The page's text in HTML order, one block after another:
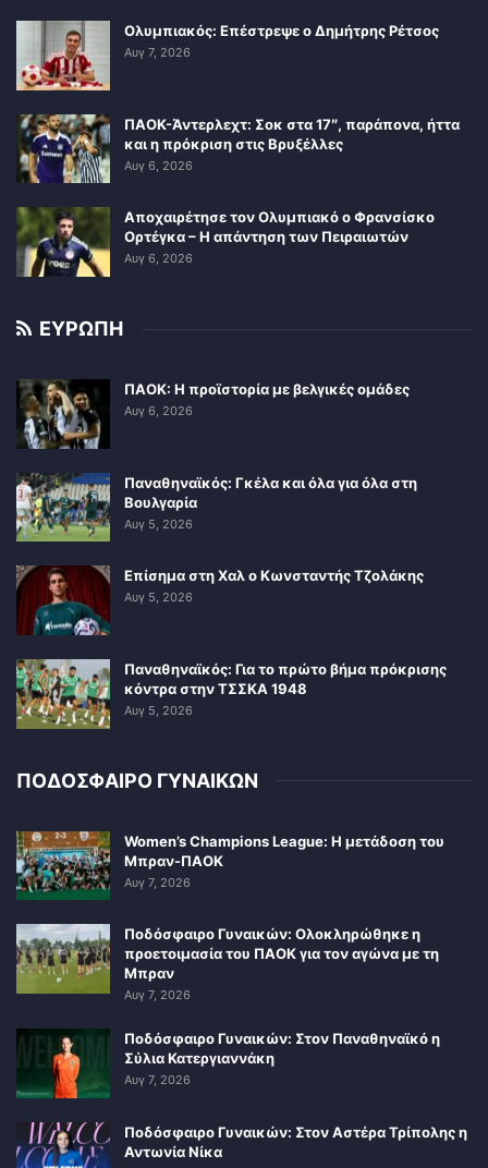
Ολυμπιακός: Επέστρεψε ο Δημήτρης Ρέτσος
Αυγ 7, 2026
ΠΑΟΚ-Άντερλεχτ: Σοκ στα 17″, παράπονα, ήττα
και η πρόκριση στις Βρυξέλλες
Αυγ 6, 2026
Αποχαιρέτησε τον Ολυμπιακό ο Φρανσίσκο
Ορτέγκα – Η απάντηση των Πειραιωτών
Αυγ 6, 2026
ΕΥΡΩΠΗ
ΠΑΟΚ: Η προϊστορία με βελγικές ομάδες
Αυγ 6, 2026
Παναθηναϊκός: Γκέλα και όλα για όλα στη
Βουλγαρία
Αυγ 5, 2026
Επίσημα στη Χαλ ο Κωνσταντής Τζολάκης
Αυγ 5, 2026
Παναθηναϊκός: Για το πρώτο βήμα πρόκρισης
κόντρα στην ΤΣΣΚΑ 1948
Αυγ 5, 2026
ΠΟΔΟΣΦΑΙΡΟ ΓΥΝΑΙΚΩΝ
Women’s Champions League: Η μετάδοση του
Μπραν-ΠΑΟΚ
Αυγ 7, 2026
Ποδόσφαιρο Γυναικών: Ολοκληρώθηκε η
προετοιμασία του ΠΑΟΚ για τον αγώνα με τη
Μπραν
Αυγ 7, 2026
Ποδόσφαιρο Γυναικών: Στον Παναθηναϊκό η
Σύλια Κατεργιαννάκη
Αυγ 7, 2026
Ποδόσφαιρο Γυναικών: Στον Αστέρα Τρίπολης η
Αντωνία Νίκα